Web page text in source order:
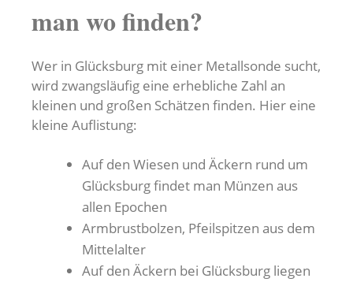
man wo finden?
Wer in Glücksburg mit einer Metallsonde sucht,
wird zwangsläufig eine erhebliche Zahl an
kleinen und großen Schätzen finden. Hier eine
kleine Auflistung:
Auf den Wiesen und Äckern rund um
Glücksburg findet man Münzen aus
allen Epochen
Armbrustbolzen, Pfeilspitzen aus dem
Mittelalter
Auf den Äckern bei Glücksburg liegen